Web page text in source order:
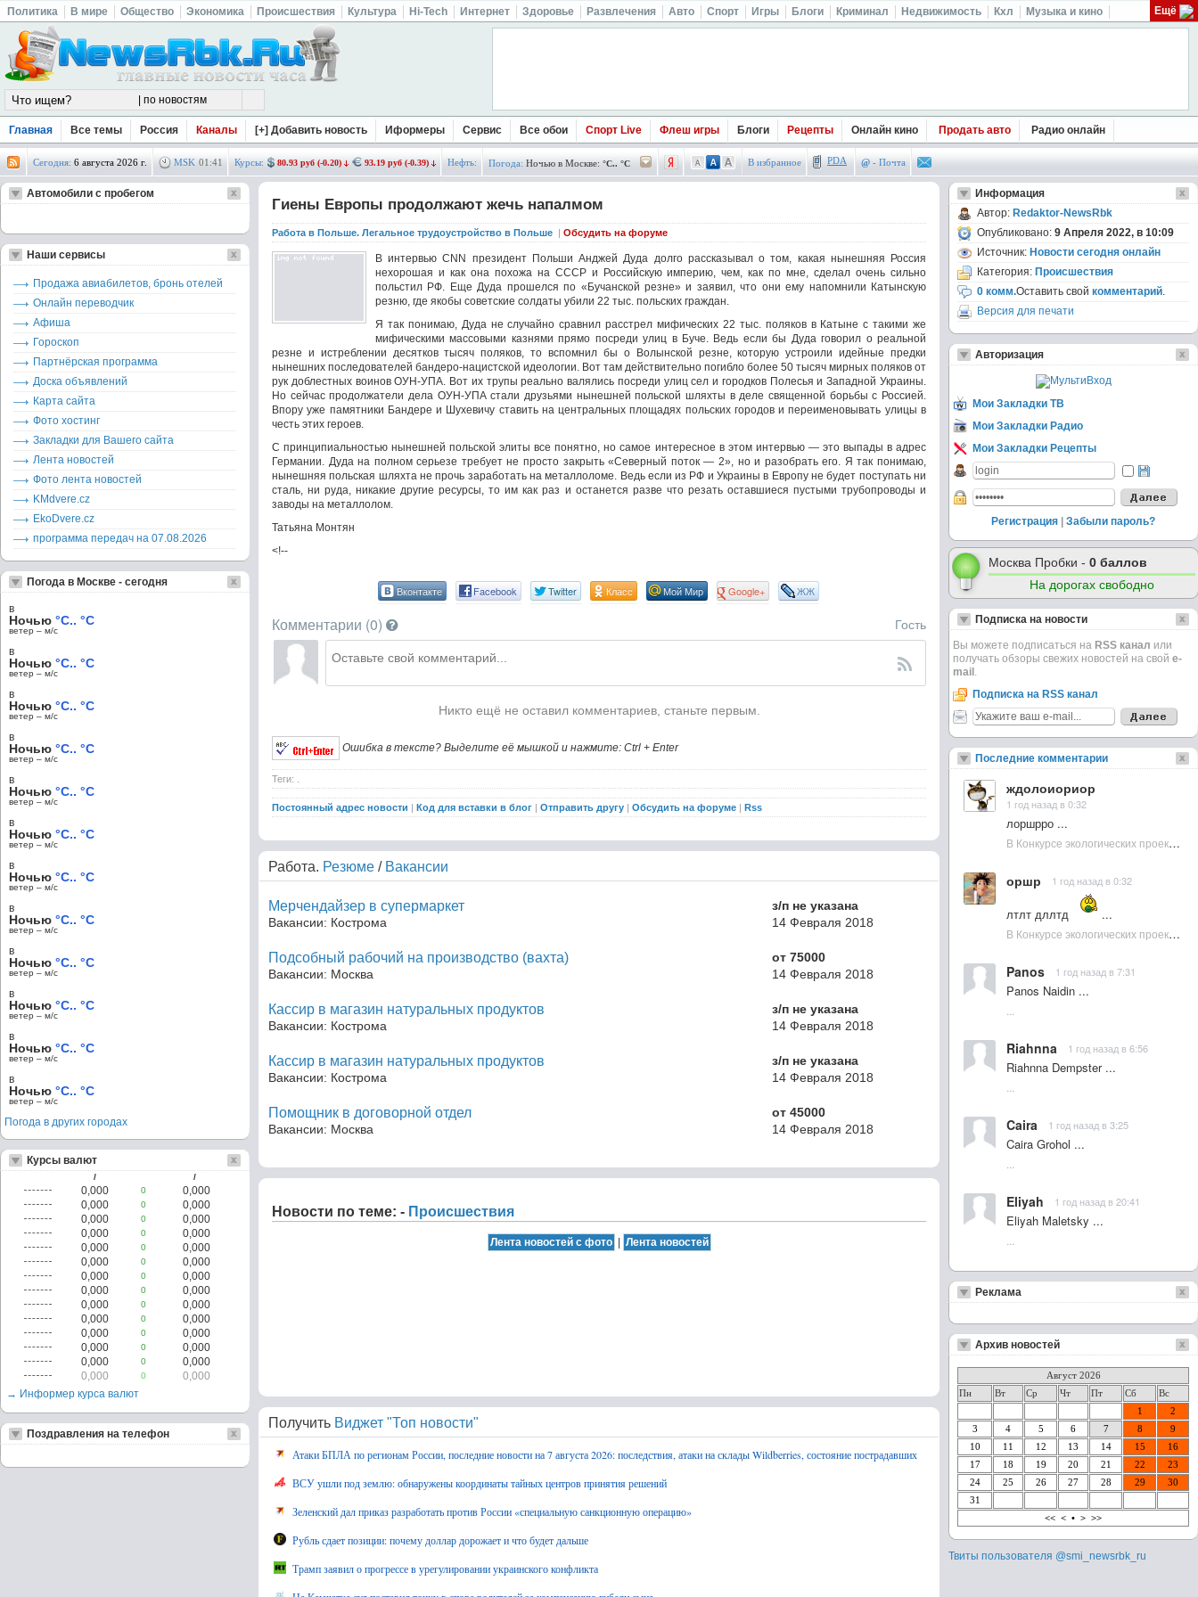
Политика В мире Общество Экономика Происшествия Культура Hi-Tech Интернет Здоровье Развлечения Авто Спорт Игры Блоги Криминал Недвижимость Кхл Музыка и кино Ещё
Главная Все темы Россия Каналы [+] Добавить новость Иформеры Сервис Все обои Спорт Live Флеш игры Блоги Рецепты Онлайн кино Продать авто Радио онлайн
Сегодня: 6 августа 2026 г. MSK 01 :41 Курсы: 80.93 руб (-0.20) 93.19 руб (-0.39) Нефть: Погода: Ночью в Москве: °C.. °C В избранное PDA @ - Почта
Гиены Европы продолжают жечь напалмом
Работа в Польше. Легальное трудоустройство в Польше | Обсудить на форуме
В интервью CNN президент Польши Анджей Дуда долго рассказывал о том, какая нынешняя Россия
нехорошая и как она похожа на СССР и Российскую империю, чем, как по мне, сделал очень сильно
польстил РФ. Еще Дуда прошелся по «Бучанской резне» и заявил, что они ему напомнили Катынскую
резню, где якобы советские солдаты убили 22 тыс. польских граждан.
Я так понимаю, Дуда не случайно сравнил расстрел мифических 22 тыс. поляков в Катыне с такими же
мифическими массовыми казнями прямо посреди улиц в Буче. Ведь если бы Дуда говорил о реальной
резне и истреблении десятков тысяч поляков, то вспомнил бы о Волынской резне, которую устроили идейные предки
нынешних последователей бандеро-нацистской идеологии. Вот там действительно погибло более 50 тысяч мирных поляков от
рук доблестных воинов ОУН-УПА. Вот их трупы реально валялись посреди улиц сел и городков Полесья и Западной Украины.
Но сейчас продолжатели дела ОУН-УПА стали друзьями нынешней польской шляхты в деле священной борьбы с Россией.
Впору уже памятники Бандере и Шухевичу ставить на центральных площадях польских городов и переименовывать улицы в
честь этих героев.
С принципиальностью нынешней польской элиты все понятно, но самое интересное в этом интервью — это выпады в адрес
Германии. Дуда на полном серьезе требует не просто закрыть «Северный поток — 2», но и разобрать его. Я так понимаю,
нынешняя польская шляхта не прочь заработать на металлоломе. Ведь если из РФ и Украины в Европу не будет поступать ни
сталь, ни руда, никакие другие ресурсы, то им как раз и останется разве что резать оставшиеся пустыми трубопроводы и
заводы на металлолом.
Татьяна Монтян
<!--
Вконтакте Facebook Twitter Класс Мой Мир Google+ ЖЖ
Комментарии (0) Гость
Никто ещё не оставил комментариев, станьте первым.
Ошибка в тексте? Выделите её мышкой и нажмите: Ctrl + Enter
Теги: .
Постоянный адрес новости | Код для вставки в блог | Отправить другу | Обсудить на форуме | Rss
Работа. Резюме / Вакансии
Мерчендайзер в супермаркет
Вакансии: Кострома
з/п не указана
14 Февраля 2018
Подсобный рабочий на производство (вахта)
Вакансии: Москва
от 75000
14 Февраля 2018
Кассир в магазин натуральных продуктов
Вакансии: Кострома
з/п не указана
14 Февраля 2018
Кассир в магазин натуральных продуктов
Вакансии: Кострома
з/п не указана
14 Февраля 2018
Помощник в договорной отдел
Вакансии: Москва
от 45000
14 Февраля 2018
Новости по теме: - Происшествия
Получить Виджет "Топ новости"
Атаки БПЛА по регионам России, последние новости на 7 августа 2026: последствия, атаки на склады Wildberries, состояние пострадавших
ВСУ ушли под землю: обнаружены координаты тайных центров принятия решений
Зеленский дал приказ разработать против России «специальную санкционную операцию»
Рубль сдает позиции: почему доллар дорожает и что будет дальше
Трамп заявил о прогрессе в урегулировании украинского конфликта
Автомобили с пробегом
Наши сервисы
Продажа авиабилетов, бронь отелей
Онлайн переводчик
Афиша
Гороскоп
Партнёрская программа
Доска объявлений
Карта сайта
Фото хостинг
Закладки для Вашего сайта
Лента новостей
Фото лента новостей
KMdvere.cz
EkoDvere.cz
программа передач на 07.08.2026
Погода в Москве - сегодня
в
Ночью °C.. °C
ветер – м/c
в
Ночью °C.. °C
ветер – м/c
в
Ночью °C.. °C
ветер – м/c
в
Ночью °C.. °C
ветер – м/c
в
Ночью °C.. °C
ветер – м/c
в
Ночью °C.. °C
ветер – м/c
в
Ночью °C.. °C
ветер – м/c
в
Ночью °C.. °C
ветер – м/c
в
Ночью °C.. °C
ветер – м/c
в
Ночью °C.. °C
ветер – м/c
в
Ночью °C.. °C
ветер – м/c
в
Ночью °C.. °C
ветер – м/c
Погода в других городах
Курсы валют
/ /
0,000 0
0,000
0,000
0
0,000
0,000
0
0,000
0,000
0
0,000
0,000
0
0,000
0,000
0
0,000
0,000
0
0,000
0,000
0
0,000
0,000
0
0,000
0,000
0
0,000
0,000
0
0,000
0,000
0
0,000
0,000
0
0,000
0,000
0
0,000
→ Информер курса валют
Поздравления на телефон
Информация
Автор: Redaktor-NewsRbk
Опубликовано: 9 Апреля 2022, в 10:09
Источник: Новости сегодня онлайн
Категория: Происшествия
0 комм.Оставить свой комментарий.
Версия для печати
Авторизация
Мои Закладки ТВ
Мои Закладки Радио
Мои Закладки Рецепты
Регистрация Забыли пароль?
Москва Пробки - 0 баллов
На дорогах свободно
Подписка на новости
Вы можете подписаться на RSS канал или
получать обзоры свежих новостей на свой e-
mail .
Подписка на RSS канал
Последние комментарии
ждолоиориор
1 год назад в 0:32
лоршрро ...
В Конкурсе экологических проектов в Подмосковье активно участвовала молодежь :: NewsRbk.ru...
оршр 1 год назад в 0:32
лтлт дллтд
...
В Конкурсе экологических проектов в Подмосковье активно участвовала молодежь :: NewsRbk.ru...
Panos 1 год назад в 7:31
Panos Naidin ...
Riahnna 1 год назад в 6:56
Riahnna Dempster ...
Caira 1 год назад в 3:25
Caira Grohol ...
Eliyah 1 год назад в 20:41
Eliyah Maletsky ...
Реклама
Архив новостей
Август 2026
Пн
Вт Ср Чт Пт Сб
Вс
1
2
3
4 5 6 7 8
9
10
11 12 13 14 15
16
17
18 19 20 21 22
23
24
25 26 27 28 29
30
31
<< < • > >>
Твиты пользователя @smi_newsrbk_ru